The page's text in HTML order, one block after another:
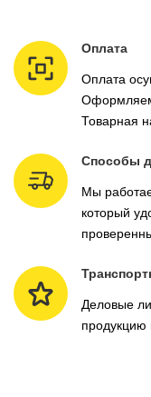
Оплата
Оплата
Оформляем
Товарная
Способы
Мы
который
Деловые
продукцию